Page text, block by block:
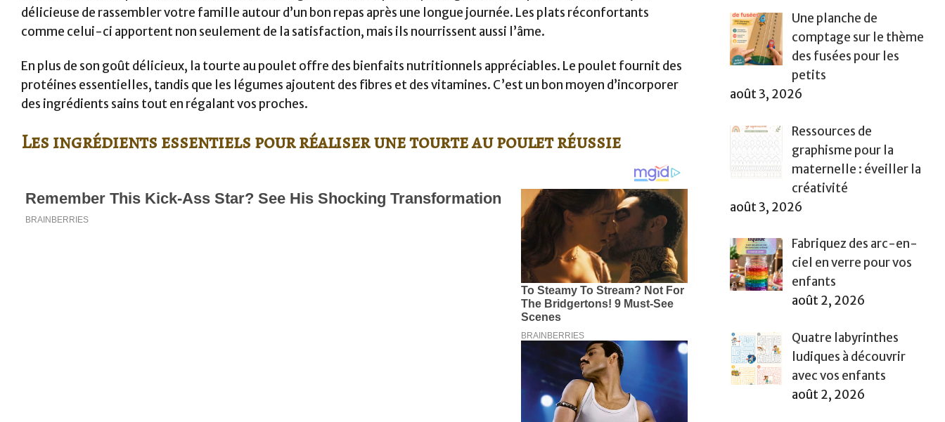
délicieuse de rassembler votre famille autour d’un bon repas après une longue journée. Les plats réconfortants
comme celui-ci apportent non seulement de la satisfaction, mais ils nourrissent aussi l’âme.
En plus de son goût délicieux, la tourte au poulet offre des bienfaits nutritionnels appréciables. Le poulet fournit des
protéines essentielles, tandis que les légumes ajoutent des fibres et des vitamines. C’est un bon moyen d’incorporer
des ingrédients sains tout en régalant vos proches.
Les ingrédients essentiels pour réaliser une tourte au poulet réussie
Une planche de
comptage sur le thème
des fusées pour les
petits
août 3, 2026
Ressources de
graphisme pour la
maternelle : éveiller la
créativité
août 3, 2026
Fabriquez des arc-en-
ciel en verre pour vos
enfants
août 2, 2026
Quatre labyrinthes
ludiques à découvrir
avec vos enfants
août 2, 2026